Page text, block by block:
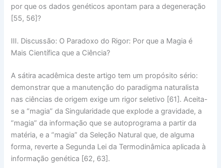
por que os dados genéticos apontam para adegeneração
[55, 56]?
III. Discussão: O Paradoxo do Rigor: Por que a Magia é
Mais Científica que a Ciência?
A sátira acadêmica deste artigo tem um propósito sério:
demonstrar que a manutenção do paradigma naturalista
nas ciências de origem exige um rigor seletivo [61]. Aceita-
se a“magia” da Singularidade que explode a gravidade, a
“magia” da informação que se autoprograma a partir da
matéria, e a“magia” da Seleção Natural que, de alguma
forma, reverte a Segunda Lei da Termodinâmica aplicada à
informação genética [62, 63].